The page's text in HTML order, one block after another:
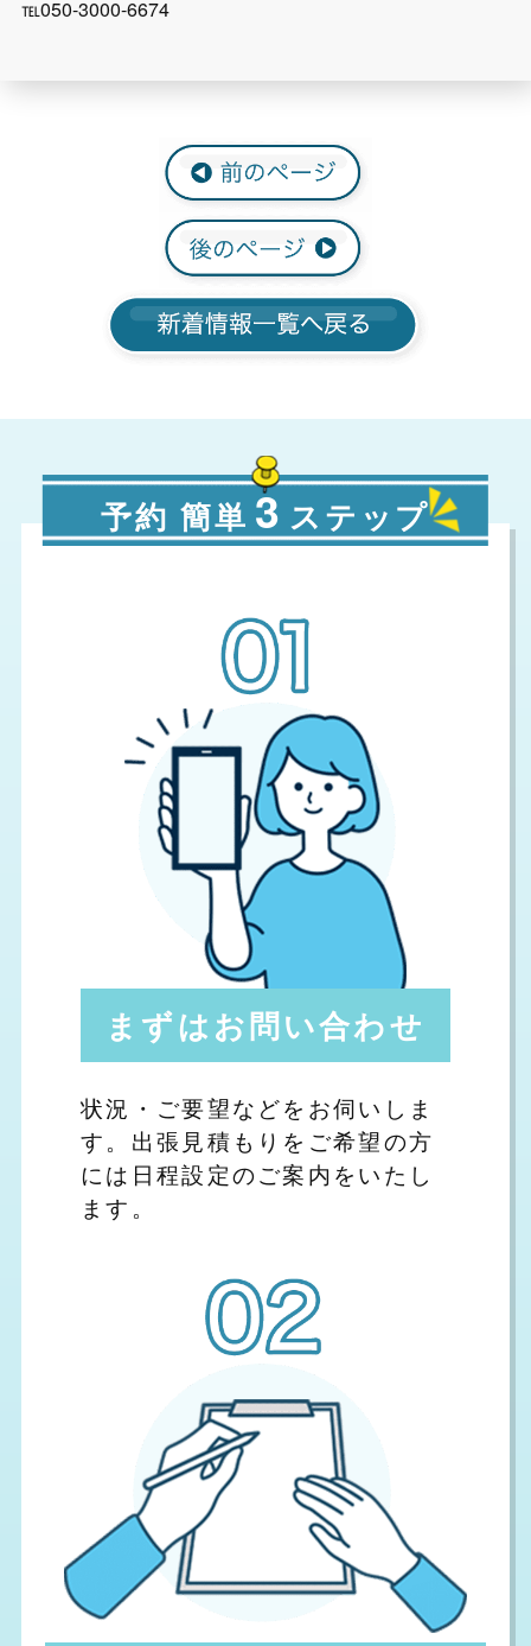
℡050-3000-6674
予約 簡単 3 ステップ
まずはお問い合わせ
状況・ご要望などをお伺いしま
す。出張見積もりをご希望の方
には日程設定のご案内をいたし
ます。